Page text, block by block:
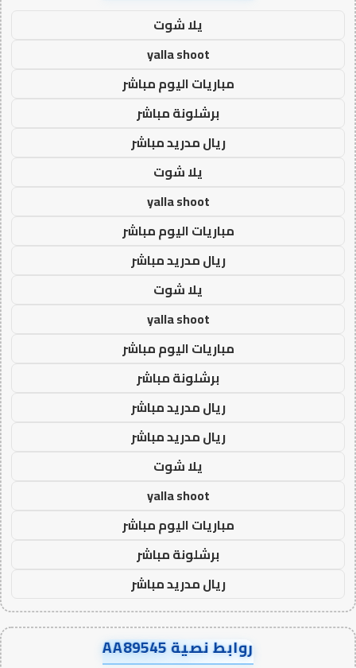
يلا شوت
yalla shoot
مباريات اليوم مباشر
برشلونة مباشر
ريال مدريد مباشر
يلا شوت
yalla shoot
مباريات اليوم مباشر
ريال مدريد مباشر
يلا شوت
yalla shoot
مباريات اليوم مباشر
برشلونة مباشر
ريال مدريد مباشر
ريال مدريد مباشر
يلا شوت
yalla shoot
مباريات اليوم مباشر
برشلونة مباشر
ريال مدريد مباشر
روابط نصية AA89545